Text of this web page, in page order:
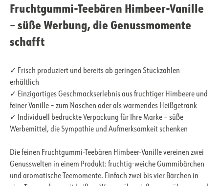
Fruchtgummi-Teebären Himbeer-Vanille
– süße Werbung, die Genussmomente
schafft
✓ Frisch produziert und bereits ab geringen Stückzahlen
erhältlich
✓ Einzigartiges Geschmackserlebnis aus fruchtiger Himbeere und
feiner Vanille – zum Naschen oder als wärmendes Heißgetränk
✓ Individuell bedruckte Verpackung für Ihre Marke – süße
Werbemittel, die Sympathie und Aufmerksamkeit schenken
Die feinen Fruchtgummi-Teebären Himbeer-Vanille vereinen zwei
Genusswelten in einem Produkt: fruchtig-weiche Gummibärchen
und aromatische Teemomente. Einfach zwei bis vier Bärchen in